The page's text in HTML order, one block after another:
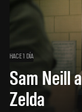
HACE 1 DÍA
Sam Neill
Zelda